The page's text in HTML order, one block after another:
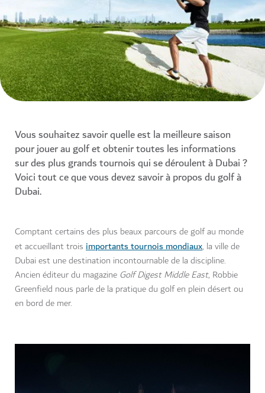
Vous souhaitez savoir quelle est la meilleure saison
pour jouer au golf et obtenir toutes les informations
sur des plus grands tournois qui se déroulent à Dubai ?
Voici tout ce que vous devez savoir à propos du golf à
Dubai.
Comptant certains des plus beaux parcours de golf au monde
et accueillant trois importants tournois mondiaux, la ville de
Dubai est une destination incontournable de la discipline.
Ancien éditeur du magazine Golf Digest Middle East, Robbie
Greenfield nous parle de la pratique du golf en plein désert ou
en bord de mer.